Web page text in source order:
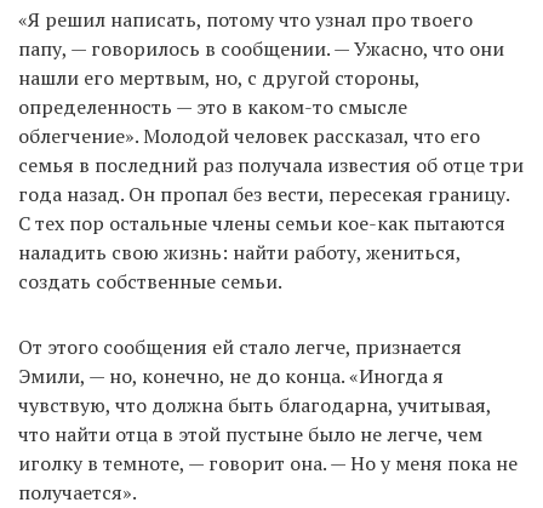
«Я решил написать, потому что узнал про твоего
папу, — говорилось в сообщении. — Ужасно, что они
нашли его мертвым, но, с другой стороны,
определенность — это в каком-то смысле
облегчение». Молодой человек рассказал, что его
семья в последний раз получала известия об отце три
года назад. Он пропал без вести, пересекая границу.
С тех пор остальные члены семьи кое-как пытаются
наладить свою жизнь: найти работу, жениться,
создать собственные семьи.
От этого сообщения ей стало легче, признается
Эмили, — но, конечно, не до конца. «Иногда я
чувствую, что должна быть благодарна, учитывая,
что найти отца в этой пустыне было не легче, чем
иголку в темноте, — говорит она. — Но у меня пока не
получается».